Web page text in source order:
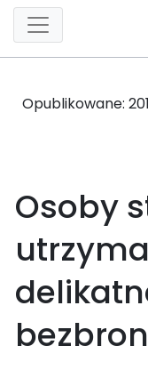
Opublikowane:
Osoby